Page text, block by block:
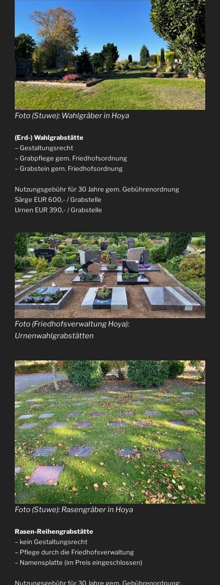
Foto (Stuwe): Wahlgräber in Hoya
(Erd-) Wahlgrabstätte
– Gestaltungsrecht
– Grabpflege gem. Friedhofsordnung
– Grabstein gem. Friedhofsordnung
Nutzungsgebühr für 30 Jahre gem. Gebührenordnung
Särge EUR 600,- / Grabstelle
Urnen EUR 390,- / Grabstelle
Foto (Friedhofsverwaltung Hoya):
Urnenwahlgrabstätten
Foto (Stuwe): Rasengräber in Hoya
Rasen-Reihengrabstätte
– kein Gestaltungsrecht
– Pflege durch die Friedhofsverwaltung
– Namensplatte (im Preis eingeschlossen)
Nutzungsgebühr für 30 Jahre gem. Gebührenordnung: